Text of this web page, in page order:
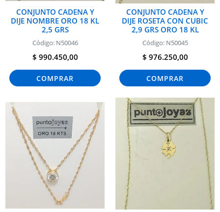
CONJUNTO CADENA Y
DIJE NOMBRE ORO 18 KL
2,5 GRS
Código: N50046
$ 990.450,00
COMPRAR
CONJUNTO CADENA Y
DIJE ROSETA CON CUBIC
2,9 GRS ORO 18 KL
Código: N50045
$ 976.250,00
COMPRAR